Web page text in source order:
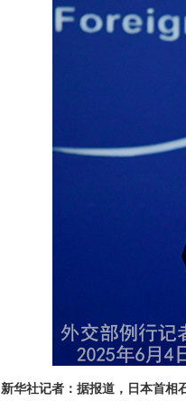
新华社记者：据报道，日本首相